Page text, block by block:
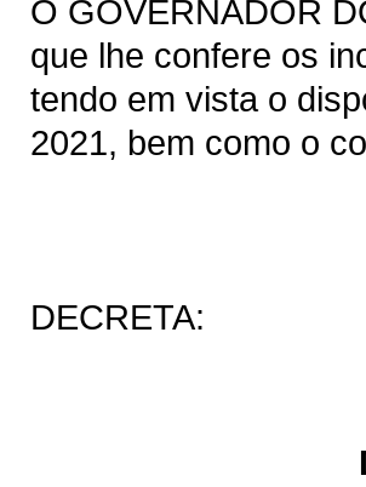
O GOVERNADOR
que lhe confere os
tendo em vista o
2021, bem como o
DECRETA: